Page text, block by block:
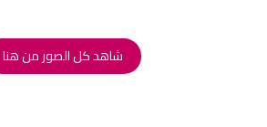
شاهد كل الصور من هنا